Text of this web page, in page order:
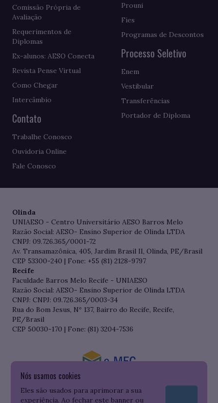
Nós usamos cookies
Eles são usados para aprimorar a sua
experiência. Ao fechar este banner ou
Comissão Própria de
Avaliação
Requerimentos de
Diplomas
Ex-alunos: AESO Conecta
Revista Pense Virtual
Como Chegar
Intercâmbio
Contato
Trabalhe Conosco
Ouvidoria Online
Fale Conosco
Prouni
Fies
Programas de Descontos
Processo Seletivo
Enem
Vestibular
Transferências
Portador de Diploma
Olinda
UNIAESO - Centro Universitário AESO Barros Melo
Razão Social: AESO- Ensino Superior de Olinda LTDA
CNPJ: 09.726.365/0001-72
Av. Transamazônica, 405, Jardim Brasil II, Olinda, PE/Brasil
CEP 53300-240 | Fone: +55 (81) 2128-9797
Recife
Faculdade Barros Melo Recife - UNIAESO
Razão Social: AESO- Ensino Superior de Olinda LTDA
CNPJ: CNPJ: 09.726.365/0003-34
Rua do Bom Jesus, Nº 137, Bairro do Recife, Recife,
PE/Brasil
CEP 50030-170 | Fone: (81) 3204-7536
Consulte o cadastro da Instituição no Sistema do e-MEC